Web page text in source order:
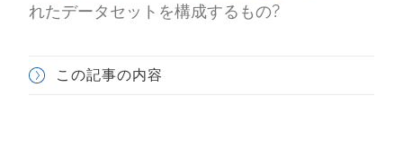
れたデータセットを構成するもの?
この記事の内容